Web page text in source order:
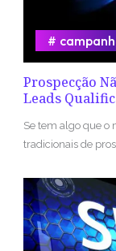
Prospecção
Leads
Se tem algo que o
tradicionais de